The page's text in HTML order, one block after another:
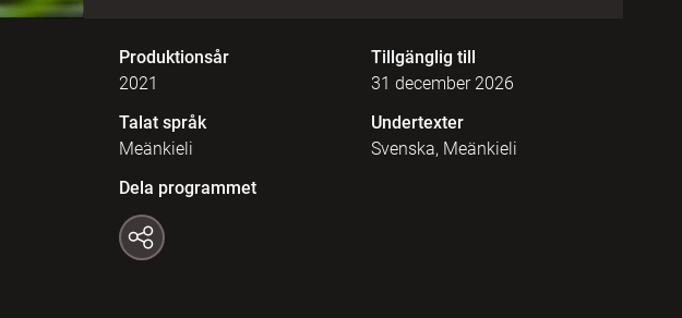
Produktionsår
2021
Tillgänglig till
31 december 2026
Talat språk
Meänkieli
Undertexter
Svenska, Meänkieli
Dela programmet